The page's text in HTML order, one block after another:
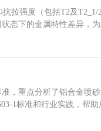
拉强度（包括T2及
态下的金属特性差异，为
，重点分析了铝合金喷
1标准和行业实践，帮